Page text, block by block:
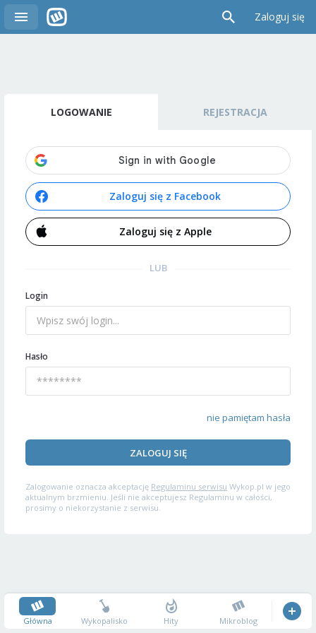
Zaloguj się
LOGOWANIE REJESTRACJA
Zaloguj się z Facebook
Zaloguj się z Apple
LUB
Login
Hasło
nie pamiętam hasła
ZALOGUJ SIĘ
Zalogowanie oznacza akceptację Regulaminu serwisu Wykop.pl w jego
aktualnym brzmieniu. Jeśli nie akceptujesz Regulaminu w całości,
prosimy o niekorzystanie z serwisu.
Główna Wykopalisko Hity Mikroblog